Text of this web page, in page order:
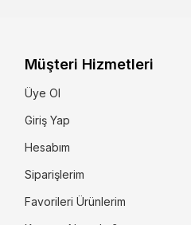
Müşteri Hizmetleri
Üye Ol
Giriş Yap
Hesabım
Siparişlerim
Favorileri Ürünlerim